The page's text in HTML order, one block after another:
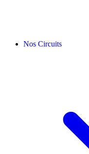
Nos Circuits